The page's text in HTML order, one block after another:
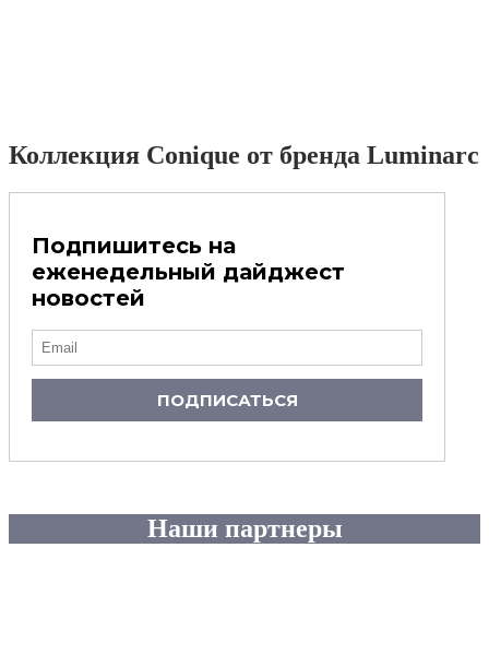
Коллекция Conique от бренда Luminarc
Подпишитесь на
еженедельный дайджест
новостей
ПОДПИСАТЬСЯ
Наши партнеры